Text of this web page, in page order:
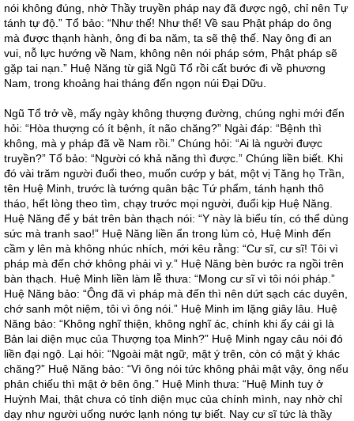
nói không đúng, nhờ Thầy truyền pháp nay đã được ngộ, chỉ nên Tự
tánh tự độ.” Tổ bảo: “Như thế! Như thế! Về sau Phật pháp do ông
mà được thạnh hành, ông đi ba năm, ta sẽ thệ thế. Nay ông đi an
vui, nỗ lực hướng về Nam, không nên nói pháp sớm, Phật pháp sẽ
gặp tai nạn.” Huệ Năng từ giã Ngũ Tổ rồi cất bước đi về phương
Nam, trong khoảng hai tháng đến ngọn núi Đại Dữu.
Ngũ Tổ trở về, mấy ngày không thượng đường, chúng nghi mới đến
hỏi: “Hòa thượng có ít bệnh, ít não chăng?” Ngài đáp: “Bệnh thì
không, mà y pháp đã về Nam rồi.” Chúng hỏi: “Ai là người được
truyền?” Tổ bảo: “Người có khả năng thì được.” Chúng liền biết. Khi
đó vài trăm người đuổi theo, muốn cướp y bát, một vị Tăng họ Trần,
tên Huệ Minh, trước là tướng quân bậc Tứ phẩm, tánh hạnh thô
tháo, hết lòng theo tìm, chạy trước mọi người, đuổi kịp Huệ Năng.
Huệ Năng để y bát trên bàn thạch nói: “Y này là biểu tín, có thể dùng
sức mà tranh sao!” Huệ Năng liền ẩn trong lùm cỏ, Huệ Minh đến
cầm y lên mà không nhúc nhích, mới kêu rằng: “Cư sĩ, cư sĩ! Tôi vì
pháp mà đến chớ không phải vì y.” Huệ Năng bèn bước ra ngồi trên
bàn thạch. Huệ Minh liền làm lễ thưa: “Mong cư sĩ vì tôi nói pháp.”
Huệ Năng bảo: “Ông đã vì pháp mà đến thì nên dứt sạch các duyên,
chớ sanh một niệm, tôi vì ông nói.” Huệ Minh im lặng giây lâu. Huệ
Năng bảo: “Không nghĩ thiện, không nghĩ ác, chính khi ấy cái gì là
Bản lai diện mục của Thượng tọa Minh?” Huệ Minh ngay câu nói đó
liền đại ngộ. Lại hỏi: “Ngoài mật ngữ, mật ý trên, còn có mật ý khác
chăng?” Huệ Năng bảo: “Vì ông nói tức không phải mật vậy, ông nếu
phản chiếu thì mật ở bên ông.” Huệ Minh thưa: “Huệ Minh tuy ở
Huỳnh Mai, thật chưa có tỉnh diện mục của chính mình, nay nhờ chỉ
dạy như người uống nước lạnh nóng tự biết. Nay cư sĩ tức là thầy